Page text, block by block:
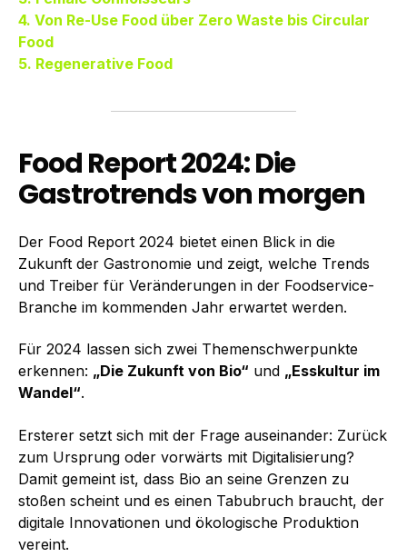
4. Von Re-Use Food über Zero Waste bis Circular
Food
5. Regenerative Food
Food Report 2024: Die
Gastrotrends von morgen
Der Food Report 2024 bietet einen Blick in die
Zukunft der Gastronomie und zeigt, welche Trends
und Treiber für Veränderungen in der Foodservice-
Branche im kommenden Jahr erwartet werden.
Für 2024 lassen sich zwei Themenschwerpunkte
erkennen: „Die Zukunft von Bio“ und „Esskultur im
Wandel“.
Ersterer setzt sich mit der Frage auseinander: Zurück
zum Ursprung oder vorwärts mit Digitalisierung?
Damit gemeint ist, dass Bio an seine Grenzen zu
stoßen scheint und es einen Tabubruch braucht, der
digitale Innovationen und ökologische Produktion
vereint.